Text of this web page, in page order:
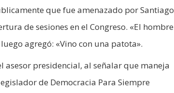
que fue amenazado por Santiago
de sesiones en el Congreso. «El hombre
agregó: «Vino con una patota».
presidencial, al señalar que maneja
de Democracia Para Siempre